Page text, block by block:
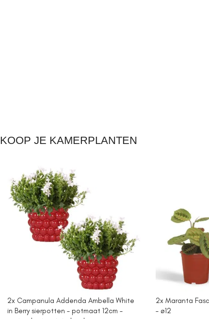
KOOP JE KAMERPLANTEN
2x Campanula Addenda Ambella White
in Berry sierpotten – potmaat 12cm –
2x Maranta
– ø12